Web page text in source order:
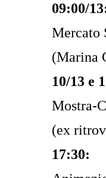
09:00/
Mercato
(Marina
10/13 e
Mostra-
(ex
17:30: